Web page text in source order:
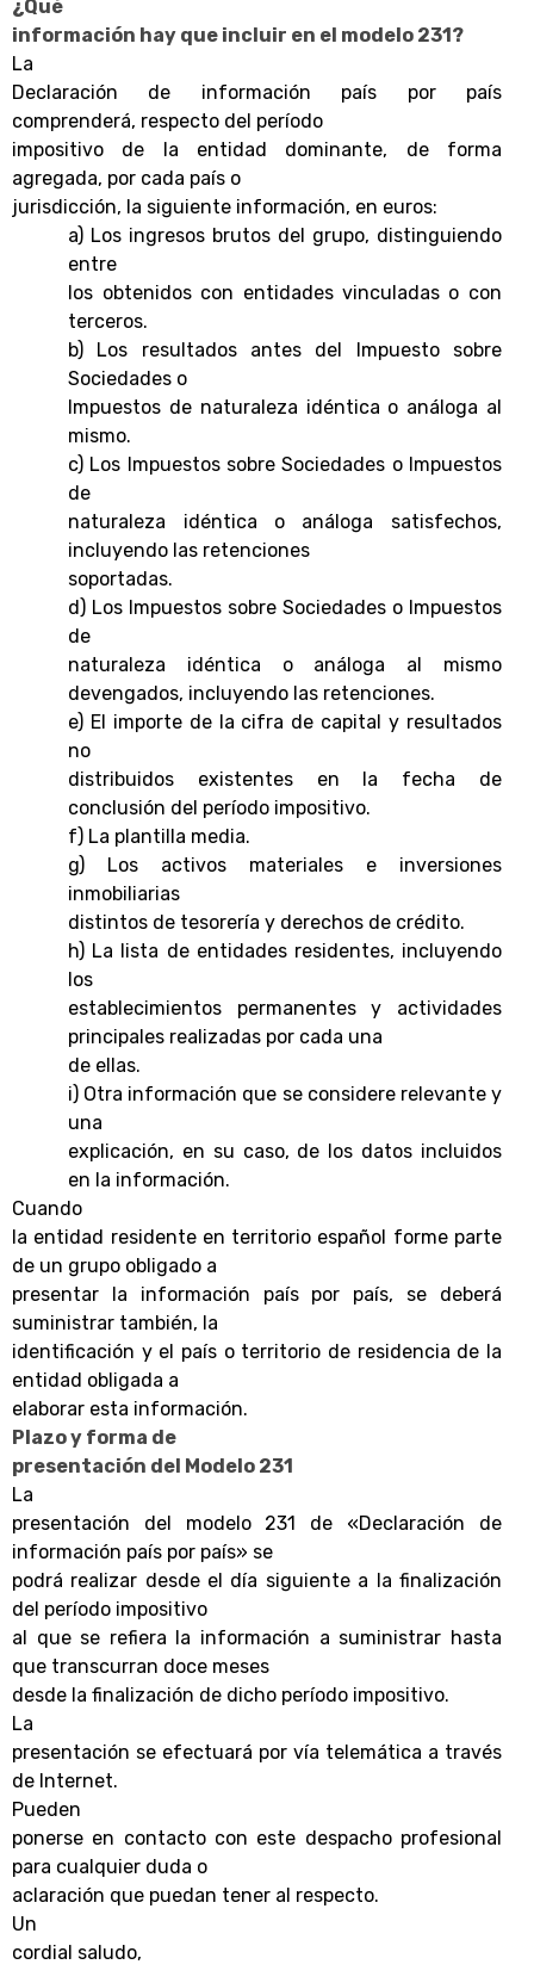
¿Qué
información hay que incluir en el modelo 231?
La
Declaración de información país por país
comprenderá, respecto del período
impositivo de la entidad dominante, de forma
agregada, por cada país o
jurisdicción, la siguiente información, en euros:
a) Los ingresos brutos del grupo, distinguiendo
entre
los obtenidos con entidades vinculadas o con
terceros.
b) Los resultados antes del Impuesto sobre
Sociedades o
Impuestos de naturaleza idéntica o análoga al
mismo.
c) Los Impuestos sobre Sociedades o Impuestos
de
naturaleza idéntica o análoga satisfechos,
incluyendo las retenciones
soportadas.
d) Los Impuestos sobre Sociedades o Impuestos
de
naturaleza idéntica o análoga al mismo
devengados, incluyendo las retenciones.
e) El importe de la cifra de capital y resultados
no
distribuidos existentes en la fecha de
conclusión del período impositivo.
f) La plantilla media.
g) Los activos materiales e inversiones
inmobiliarias
distintos de tesorería y derechos de crédito.
h) La lista de entidades residentes, incluyendo
los
establecimientos permanentes y actividades
principales realizadas por cada una
de ellas.
i) Otra información que se considere relevante y
una
explicación, en su caso, de los datos incluidos
en la información.
Cuando
la entidad residente en territorio español forme parte
de un grupo obligado a
presentar la información país por país, se deberá
suministrar también, la
identificación y el país o territorio de residencia de la
entidad obligada a
elaborar esta información.
Plazo y forma de
presentación del Modelo 231
La
presentación del modelo 231 de «Declaración de
información país por país» se
podrá realizar desde el día siguiente a la finalización
del período impositivo
al que se refiera la información a suministrar hasta
que transcurran doce meses
desde la finalización de dicho período impositivo.
La
presentación se efectuará por vía telemática a través
de Internet.
Pueden
ponerse en contacto con este despacho profesional
para cualquier duda o
aclaración que puedan tener al respecto.
Un
cordial saludo,